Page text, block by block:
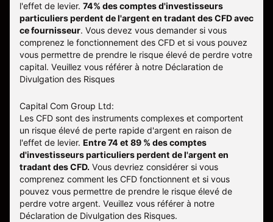
l'effet de levier. 74% des comptes d'investisseurs
particuliers perdent de l'argent en tradant des CFD avec
ce fournisseur. Vous devez vous demander si vous
comprenez le fonctionnement des CFD et si vous pouvez
vous permettre de prendre le risque élevé de perdre votre
capital. Veuillez vous référer à notre Déclaration de
Divulgation des Risques
Capital Com Group Ltd:
Les CFD sont des instruments complexes et comportent
un risque élevé de perte rapide d'argent en raison de
l'effet de levier. Entre 74 et 89 % des comptes
d'investisseurs particuliers perdent de l'argent en
tradant des CFD. Vous devriez considérer si vous
comprenez comment les CFD fonctionnent et si vous
pouvez vous permettre de prendre le risque élevé de
perdre votre argent. Veuillez vous référer à notre
Déclaration de Divulgation des Risques.